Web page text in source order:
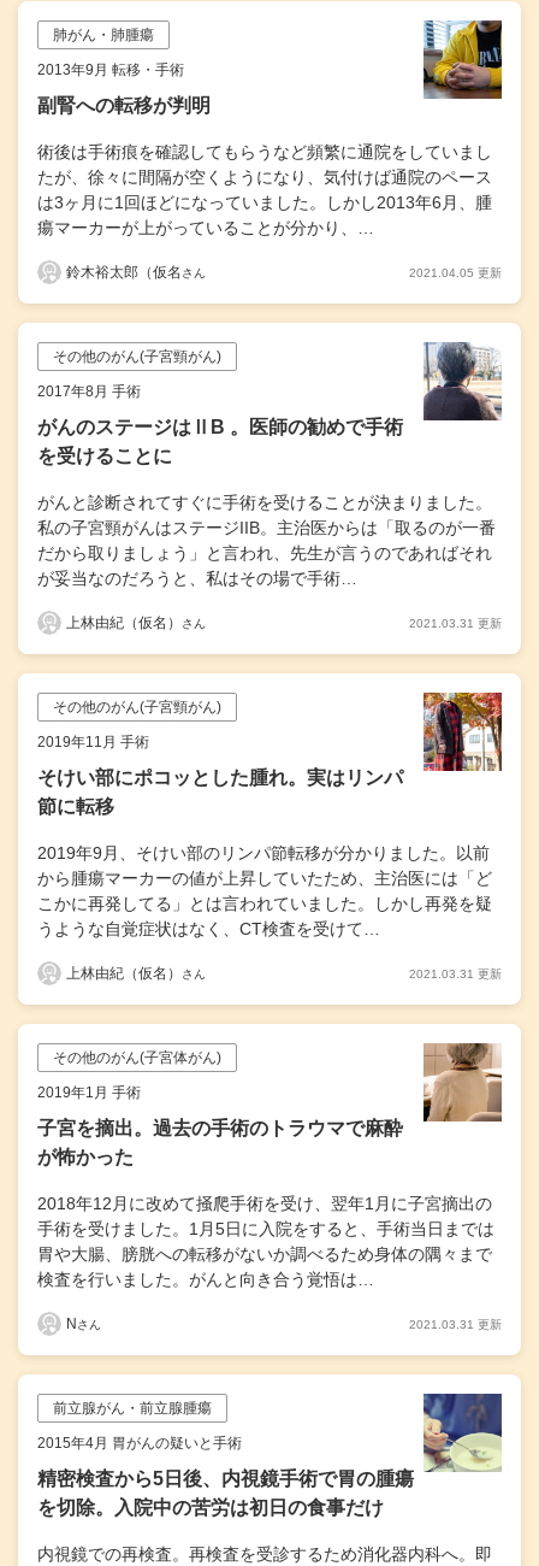
肺がん・肺腫瘍
2013年9月 転移・手術
副腎への転移が判明
術後は手術痕を確認してもらうなど頻繁に通院をしていまし
たが、徐々に間隔が空くようになり、気付けば通院のペース
は3ヶ月に1回ほどになっていました。しかし2013年6月、腫
瘍マーカーが上がっていることが分かり、…
鈴木裕太郎（仮名 さん 2021.04.05 更新
その他のがん(子宮頸がん)
2017年8月 手術
がんのステージはⅡB 。医師の勧めで手術
を受けることに
がんと診断されてすぐに手術を受けることが決まりました。
私の子宮頸がんはステージIIB。主治医からは「取るのが一番
だから取りましょう」と言われ、先生が言うのであればそれ
が妥当なのだろうと、私はその場で手術…
上林由紀（仮名） さん 2021.03.31 更新
その他のがん(子宮頸がん)
2019年11月 手術
そけい部にポコッとした腫れ。実はリンパ
節に転移
2019年9月、そけい部のリンパ節転移が分かりました。以前
から腫瘍マーカーの値が上昇していたため、主治医には「ど
こかに再発してる」とは言われていました。しかし再発を疑
うような自覚症状はなく、CT検査を受けて…
上林由紀（仮名） さん 2021.03.31 更新
その他のがん(子宮体がん)
2019年1月 手術
子宮を摘出。過去の手術のトラウマで麻酔
が怖かった
2018年12月に改めて掻爬手術を受け、翌年1月に子宮摘出の
手術を受けました。1月5日に入院をすると、手術当日までは
胃や大腸、膀胱への転移がないか調べるため身体の隅々まで
検査を行いました。がんと向き合う覚悟は…
N さん 2021.03.31 更新
前立腺がん・前立腺腫瘍
2015年4月 胃がんの疑いと手術
精密検査から5日後、内視鏡手術で胃の腫瘍
を切除。入院中の苦労は初日の食事だけ
内視鏡での再検査。再検査を受診するため消化器内科へ。即